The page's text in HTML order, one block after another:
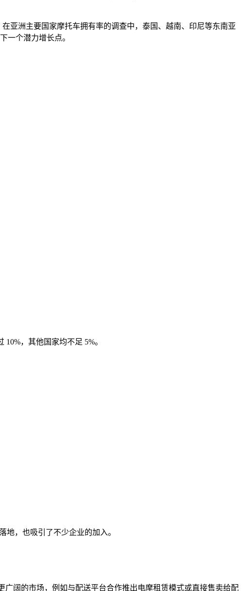
亚洲主要国家摩托车拥有率的调查中，泰国、越南、印尼等东南亚
一个潜力增长点。
10%，其他国家均不足 5%。
地，也吸引了不少企业的加入。
广阔的市场，例如与配送平台合作推出电摩租赁模式或直接售卖给配